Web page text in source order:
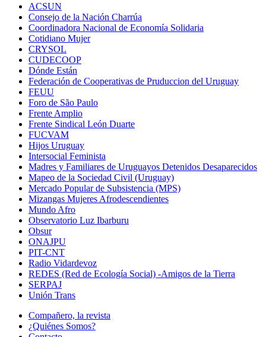
ACSUN
Consejo de la Nación Charrúa
Coordinadora Nacional de Economía Solidaria
Cotidiano Mujer
CRYSOL
CUDECOOP
Dónde Están
Federación de Cooperativas de Pruduccion del Uruguay
FEUU
Foro de São Paulo
Frente Amplio
Frente Sindical León Duarte
FUCVAM
Hijos Uruguay
Intersocial Feminista
Madres y Familiares de Uruguayos Detenidos Desaparecidos
Mapeo de la Sociedad Civil (Uruguay)
Mercado Popular de Subsistencia (MPS)
Mizangas Mujeres Afrodescendientes
Mundo Afro
Observatorio Luz Ibarburu
Obsur
ONAJPU
PIT-CNT
Radio Vidardevoz
REDES (Red de Ecología Social) -Amigos de la Tierra
SERPAJ
Unión Trans
Compañero, la revista
¿Quiénes Somos?